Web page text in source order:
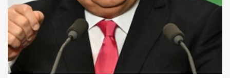
Hvg: a Schadl-ügy egyik
tanúja az Árpád hídi baleset
áldozata